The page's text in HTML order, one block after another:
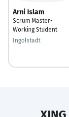
Arni Islam
Scrum Master-
Working Student
Ingolstadt